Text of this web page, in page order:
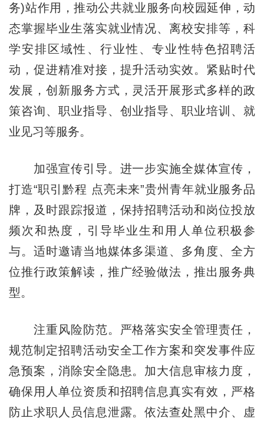
务)站作用，推动公共就业服务向校园延伸，动
态掌握毕业生落实就业情况、离校安排等，科
学安排区域性、行业性、专业性特色招聘活
动，促进精准对接，提升活动实效。紧贴时代
发展，创新服务方式，灵活开展形式多样的政
策咨询、职业指导、创业指导、职业培训、就
业见习等服务。
加强宣传引导。进一步实施全媒体宣传，
打造“职引黔程 点亮未来”贵州青年就业服务品
牌，及时跟踪报道，保持招聘活动和岗位投放
频次和热度，引导毕业生和用人单位积极参
与。适时邀请当地媒体多渠道、多角度、全方
位推行政策解读，推广经验做法，推出服务典
型。
注重风险防范。严格落实安全管理责任，
规范制定招聘活动安全工作方案和突发事件应
急预案，消除安全隐患。加大信息审核力度，
确保用人单位资质和招聘信息真实有效，严格
防止求职人员信息泄露。依法查处黑中介、虚